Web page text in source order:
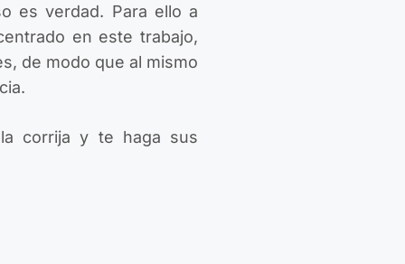
es verdad. Para ello a
en este trabajo,
de modo que al mismo
corrija y te haga sus